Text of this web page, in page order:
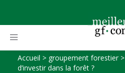
Toggle
Accueil > groupement forestier>
d’investir dans la forêt ?